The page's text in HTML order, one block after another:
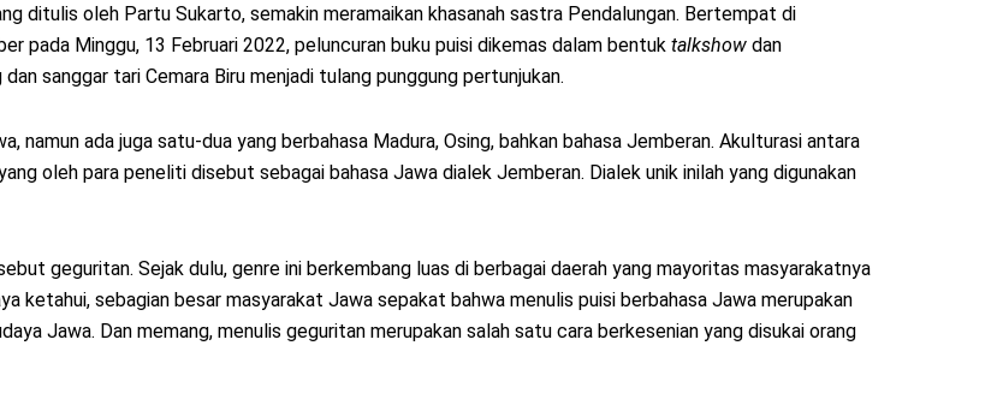
ditulis oleh Partu Sukarto, semakin meramaikan khasanah sastra Pendalungan. Bertempat di
pada Minggu, 13 Februari 2022, peluncuran buku puisi dikemas dalam bentuk talkshow dan
sanggar tari Cemara Biru menjadi tulang punggung pertunjukan.
namun ada juga satu-dua yang berbahasa Madura, Osing, bahkan bahasa Jemberan. Akulturasi antara
oleh para peneliti disebut sebagai bahasa Jawa dialek Jemberan. Dialek unik inilah yang digunakan
geguritan. Sejak dulu, genre ini berkembang luas di berbagai daerah yang mayoritas masyarakatnya
ketahui, sebagian besar masyarakat Jawa sepakat bahwa menulis puisi berbahasa Jawa merupakan
Jawa. Dan memang, menulis geguritan merupakan salah satu cara berkesenian yang disukai orang